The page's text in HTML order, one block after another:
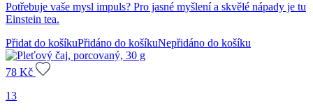
Potřebuje vaše mysl impuls? Pro jasné myšlení a skvělé nápady je tu
Einstein tea.
Přidat do košíkuPřidáno do košíkuNepřidáno do košíku
78 Kč
13